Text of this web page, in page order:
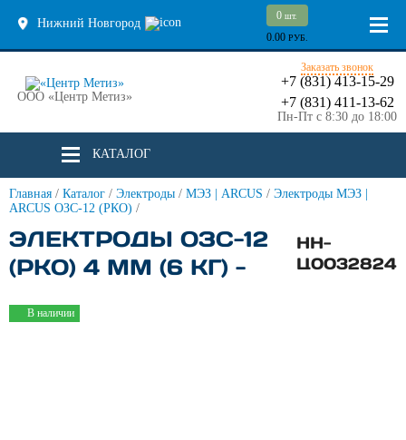
Нижний Новгород
0 шт.
0.00 РУБ.
ООО «Центр Метиз»
Заказать звонок
+7 (831) 413-15-29
+7 (831) 411-13-62
Пн-Пт с 8:30 до 18:00
КАТАЛОГ
Главная / Каталог / Электроды / МЭЗ | ARCUS / Электроды МЭЗ |
ARCUS ОЗС-12 (РКО) /
ЭЛЕКТРОДЫ ОЗС-12
(РКО) 4 ММ (6 КГ) -
НН-
Ц0032824
В наличии